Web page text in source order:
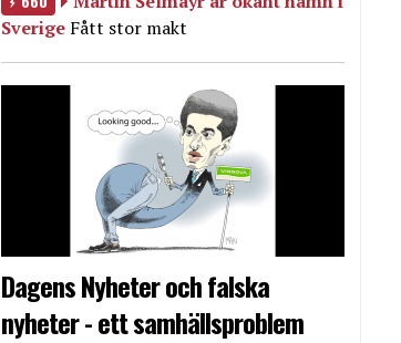
Sverige Fått stor makt
Dagens Nyheter och falska
nyheter - ett samhällsproblem